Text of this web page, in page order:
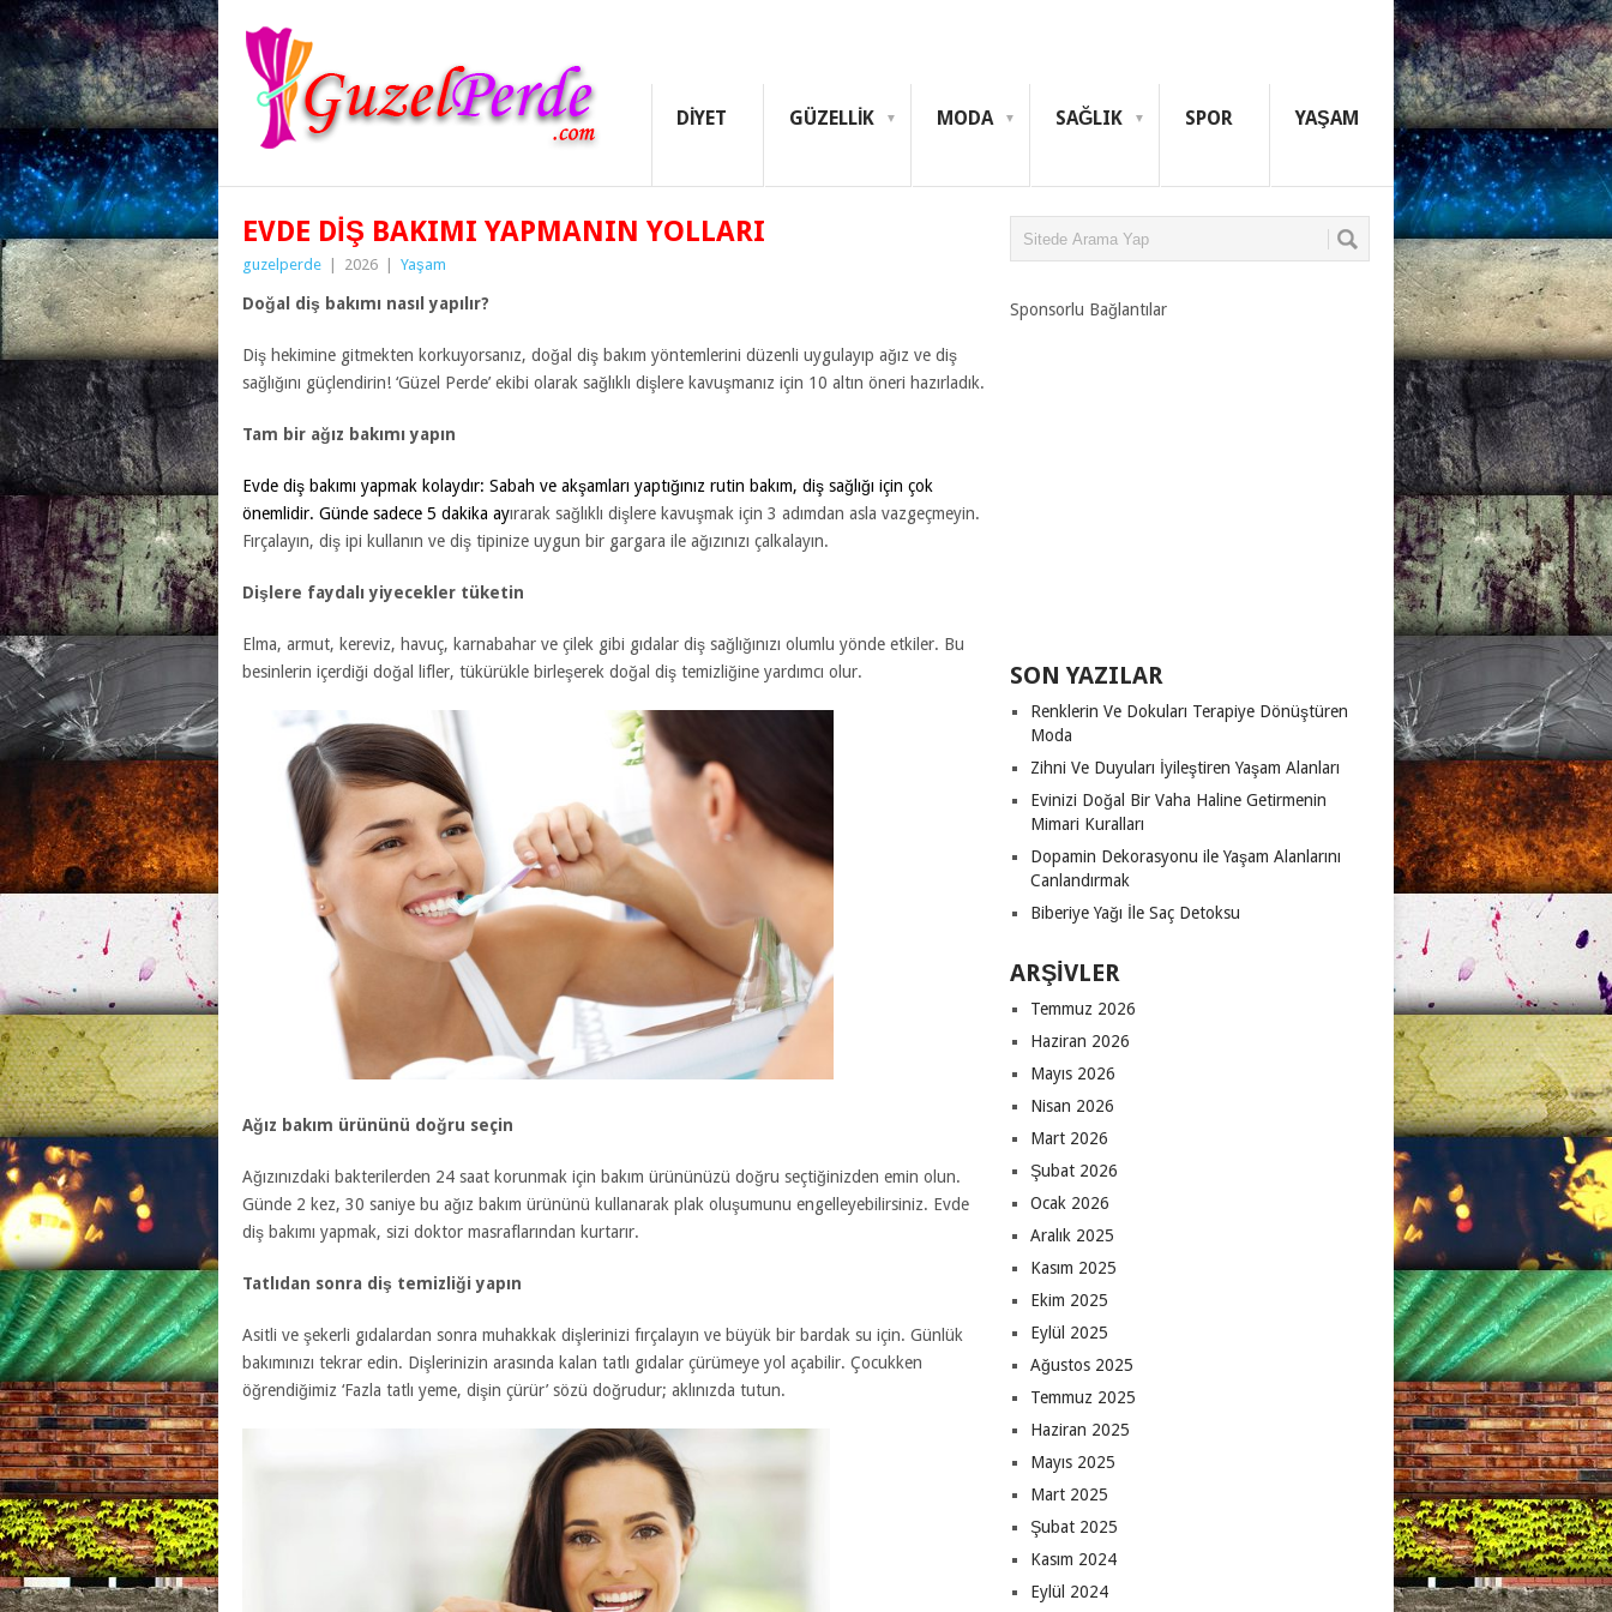
DIYET GÜZELLIK MODA SAĞLIK SPOR YAŞAM
EVDE DIŞ BAKIMI YAPMANIN YOLLARI
guzelperde 2026 Yaşam
Doğal diş bakımı nasıl yapılır?
Diş hekimine gitmekten korkuyorsanız, doğal diş bakım yöntemlerini düzenli uygulayıp ağız ve diş
sağlığını güçlendirin! ‘Güzel Perde’ ekibi olarak sağlıklı dişlere kavuşmanız için 10 altın öneri hazırladık.
Tam bir ağız bakımı yapın
Evde diş bakımı yapmak kolaydır: Sabah ve akşamları yaptığınız rutin bakım, diş sağlığı için çok
önemlidir. Günde sadece 5 dakika ayırarak sağlıklı dişlere kavuşmak için 3 adımdan asla vazgeçmeyin.
Fırçalayın, diş ipi kullanın ve diş tipinize uygun bir gargara ile ağızınızı çalkalayın.
Dişlere faydalı yiyecekler tüketin
Elma, armut, kereviz, havuç, karnabahar ve çilek gibi gıdalar diş sağlığınızı olumlu yönde etkiler. Bu
besinlerin içerdiği doğal lifler, tükürükle birleşerek doğal diş temizliğine yardımcı olur.
Ağız bakım ürününü doğru seçin
Ağızınızdaki bakterilerden 24 saat korunmak için bakım ürününüzü doğru seçtiğinizden emin olun.
Günde 2 kez, 30 saniye bu ağız bakım ürününü kullanarak plak oluşumunu engelleyebilirsiniz. Evde
diş bakımı yapmak, sizi doktor masraflarından kurtarır.
Tatlıdan sonra diş temizliği yapın
Asitli ve şekerli gıdalardan sonra muhakkak dişlerinizi fırçalayın ve büyük bir bardak su için. Günlük
bakımınızı tekrar edin. Dişlerinizin arasında kalan tatlı gıdalar çürümeye yol açabilir. Çocukken
öğrendiğimiz ‘Fazla tatlı yeme, dişin çürür’ sözü doğrudur; aklınızda tutun.
Sponsorlu Bağlantılar
SON YAZILAR
Renklerin Ve Dokuları Terapiye Dönüştüren
Moda
Zihni Ve Duyuları İyileştiren Yaşam Alanları
Evinizi Doğal Bir Vaha Haline Getirmenin
Mimari Kuralları
Dopamin Dekorasyonu ile Yaşam Alanlarını
Canlandırmak
Biberiye Yağı İle Saç Detoksu
ARŞIVLER
Temmuz 2026
Haziran 2026
Mayıs 2026
Nisan 2026
Mart 2026
Şubat 2026
Ocak 2026
Aralık 2025
Kasım 2025
Ekim 2025
Eylül 2025
Ağustos 2025
Temmuz 2025
Haziran 2025
Mayıs 2025
Mart 2025
Şubat 2025
Kasım 2024
Eylül 2024